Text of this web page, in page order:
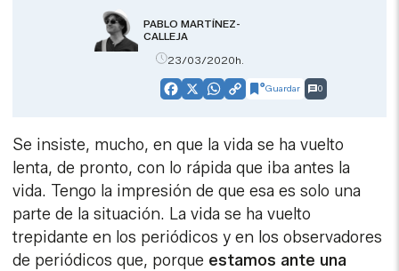
PABLO MARTÍNEZ-
CALLEJA
23/03/2020h.
Facebook
X WhatsApp
CopyGuardar 0
Se insiste, mucho, en que la vida se ha vuelto
lenta, de pronto, con lo rápida que iba antes la
vida. Tengo la impresión de que esa es solo una
parte de la situación. La vida se ha vuelto
trepidante en los periódicos y en los observadores
de periódicos que, porque estamos ante una